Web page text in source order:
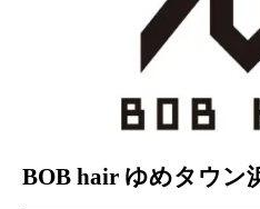
BOB hair ゆめタウン